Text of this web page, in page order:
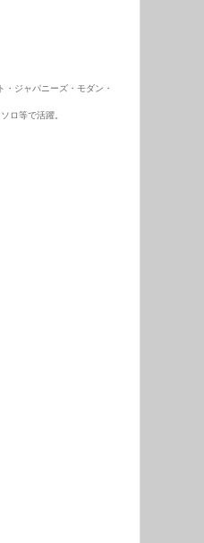
ジャパニーズ・モダン・
ロ等で活躍。